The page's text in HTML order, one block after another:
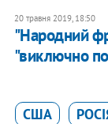
20 травня 2019, 18:50
"Народний
"виключно
США